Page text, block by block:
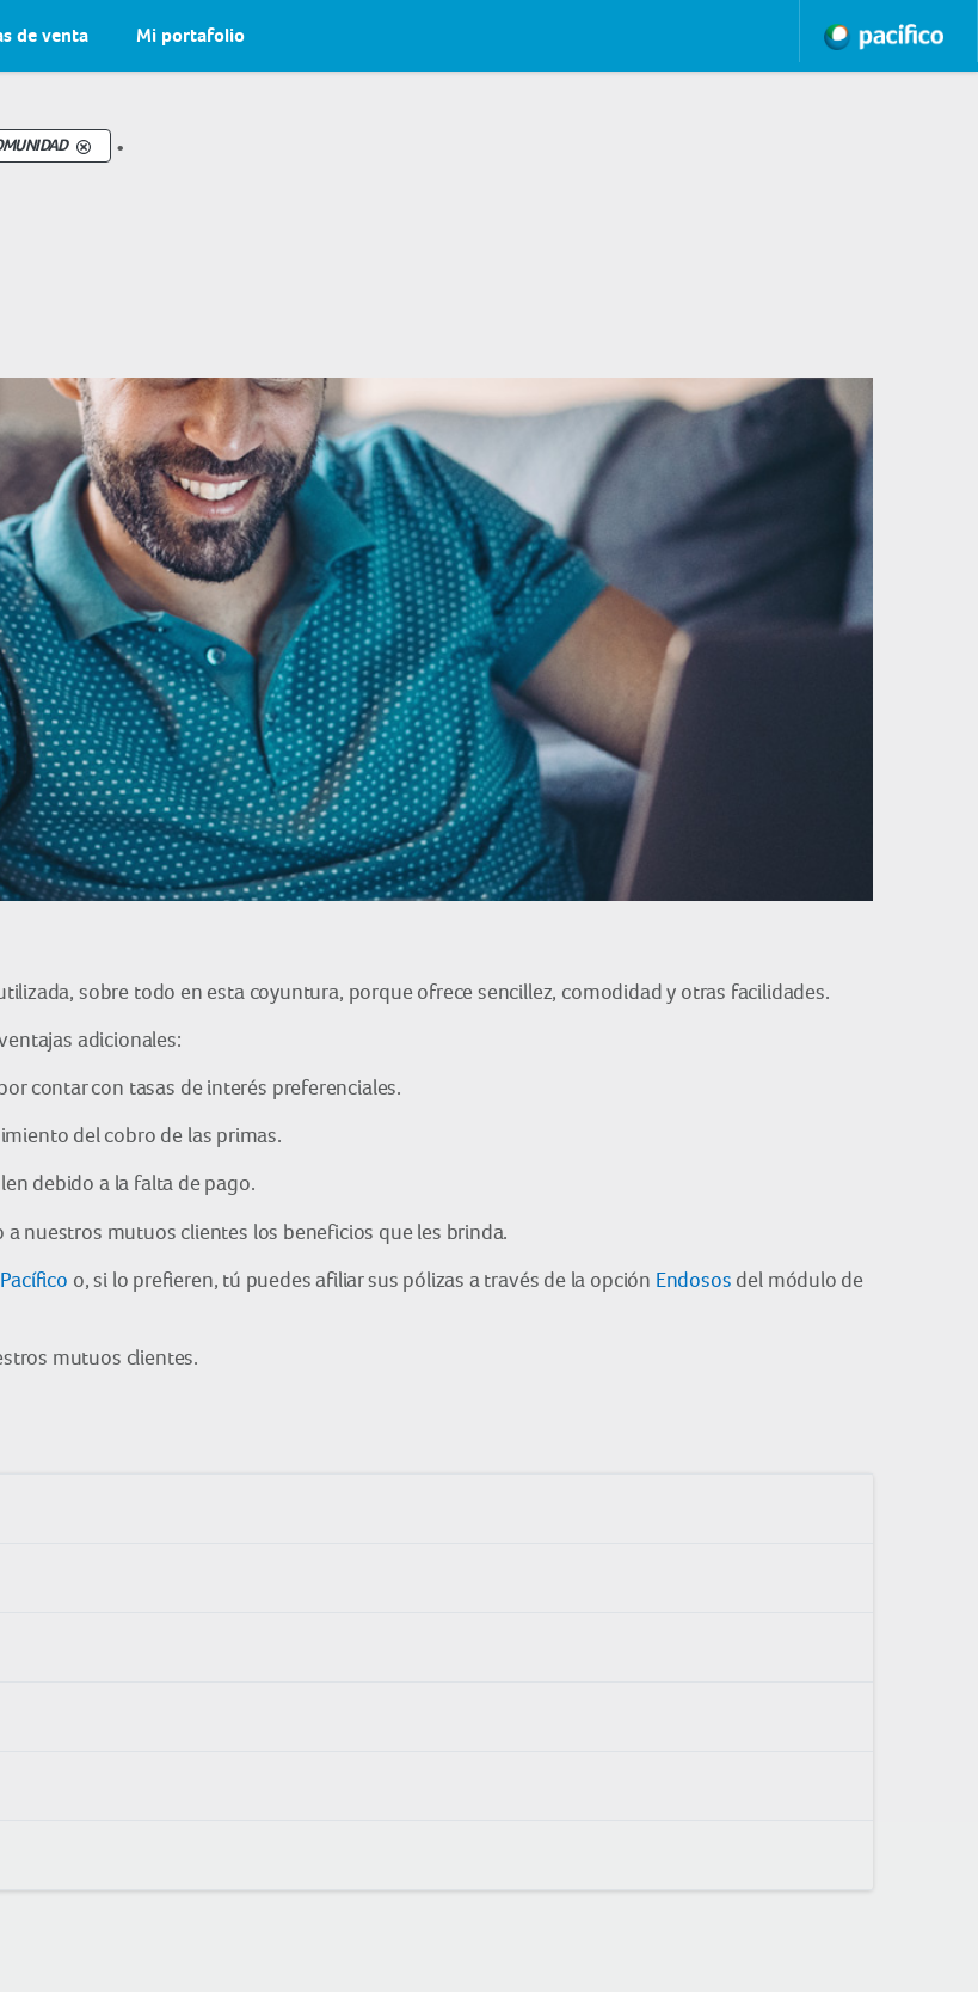
de venta Mi portafolio
.
sobre todo en esta coyuntura, porque ofrece sencillez, comodidad y otras facilidades.
adicionales:
contar con tasas de interés preferenciales.
del cobro de las primas.
debido a la falta de pago.
nuestros mutuos clientes los beneficios que les brinda.
o, si lo prefieren, tú puedes afiliar sus pólizas a través de la opción Endosos del módulo de
mutuos clientes.